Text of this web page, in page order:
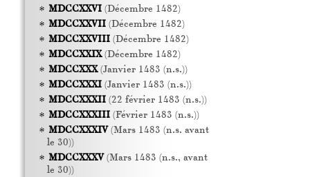
MDCCXXVI(Décembre 1482)
MDCCXXVII(Décembre 1482)
MDCCXXVIII(Décembre 1482)
MDCCXXIX(Décembre 1482)
MDCCXXX(Janvier 1483 (n.s.))
MDCCXXXI(Janvier 1483 (n.s.))
MDCCXXXII(22 février 1483 (n.s.))
MDCCXXXIII(Février 1483 (n.s.))
MDCCXXXIV(Mars 1483 (n.s. avant
le 30))
MDCCXXXV(Mars 1483 (n.s., avant
le 30))